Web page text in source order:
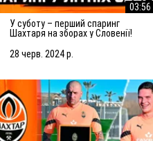
03:56
У суботу – перший спаринг
Шахтаря на зборах у Словенії!
Сараєвом
28 черв. 2024 р.